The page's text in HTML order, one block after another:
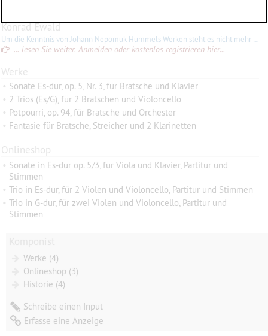
Konrad Ewald
Um die Kenntnis von Johann Nepomuk Hummels Werken steht es nicht mehr so schlecht wie auch schon. Die Klavierkonzerte sind auf CD zu haben; die drei Streichquartette op. 30 sind bei SJ Music wieder erschienen. Die
... lesen Sie weiter. Anmelden oder kostenlos registrieren hier...
Werke
• Sonate Es-dur, op. 5, Nr. 3, für Bratsche und Klavier
• 2 Trios (Es/G), für 2 Bratschen und Violoncello
• Potpourri, op. 94, für Bratsche und Orchester
• Fantasie für Bratsche, Streicher und 2 Klarinetten
Onlineshop
• Sonate in Es-dur op. 5/3, für Viola und Klavier, Partitur und
Stimmen
• Trio in Es-dur, für 2 Violen und Violoncello, Partitur und Stimmen
• Trio in G-dur, für zwei Violen und Violoncello, Partitur und
Stimmen
Werke (4)
Onlineshop (3)
Historie (4)
Schreibe einen Input
Erfasse eine Anzeige